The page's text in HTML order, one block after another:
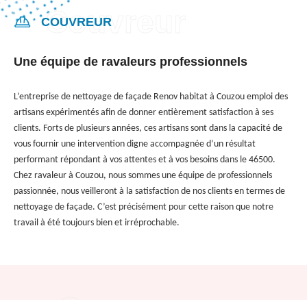
COUVREUR
Une équipe de ravaleurs professionnels
L’entreprise de nettoyage de façade Renov habitat à Couzou emploi des
artisans expérimentés afin de donner entièrement satisfaction à ses
clients. Forts de plusieurs années, ces artisans sont dans la capacité de
vous fournir une intervention digne accompagnée d’un résultat
performant répondant à vos attentes et à vos besoins dans le 46500.
Chez ravaleur à Couzou, nous sommes une équipe de professionnels
passionnée, nous veilleront à la satisfaction de nos clients en termes de
nettoyage de façade. C’est précisément pour cette raison que notre
travail à été toujours bien et irréprochable.